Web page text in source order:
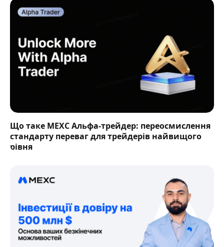
Що таке MEXC Альфа-трейдер: переосмислення
стандарту переваг для трейдерів найвищого
рівня